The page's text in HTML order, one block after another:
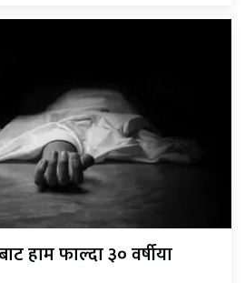
हाम फाल्दा ३० वर्षीया